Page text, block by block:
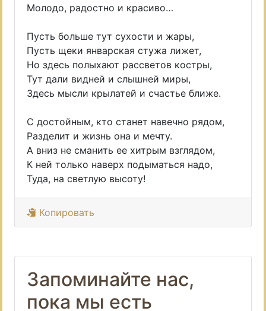
Молодо, радостно и красиво…
Пусть больше тут сухости и жары,
Пусть щеки январская стужа лижет,
Но здесь полыхают рассветов костры,
Тут дали видней и слышней миры,
Здесь мысли крылатей и счастье ближе.
С достойным, кто станет навечно рядом,
Разделит и жизнь она и мечту.
А вниз не сманить ее хитрым взглядом,
К ней только наверх подыматься надо,
Туда, на светлую высоту!
Копировать
Запоминайте нас,
пока мы есть